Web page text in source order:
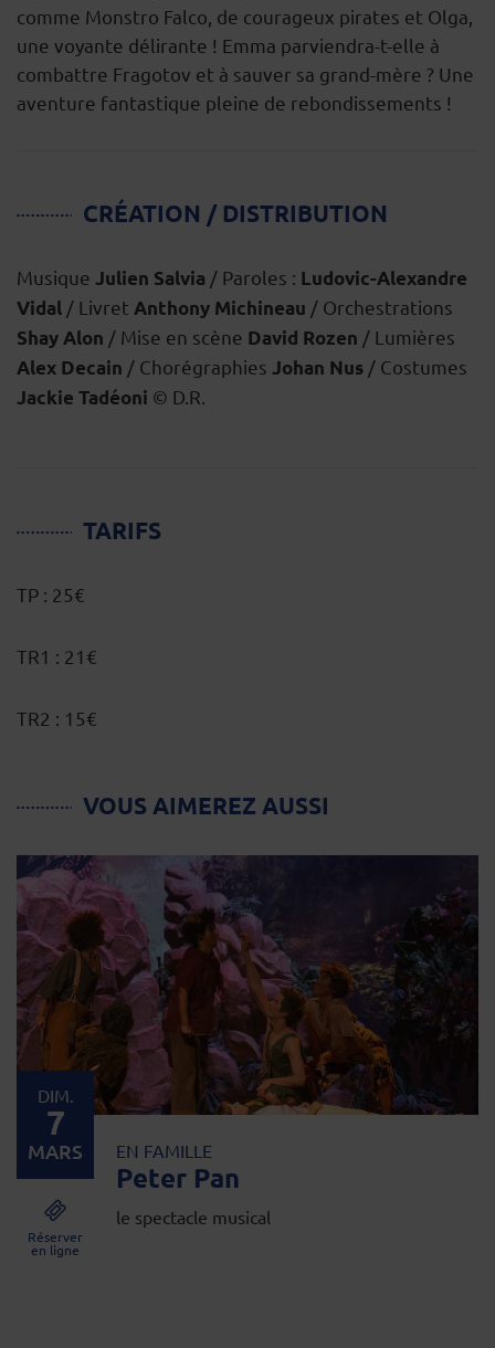
comme Monstro Falco, de courageux pirates et Olga,
une voyante délirante ! Emma parviendra-t-elle à
combattre Fragotov et à sauver sa grand-mère ? Une
aventure fantastique pleine de rebondissements !
CRÉATION / DISTRIBUTION
Musique Julien Salvia / Paroles : Ludovic-Alexandre
Vidal / Livret Anthony Michineau / Orchestrations
Shay Alon / Mise en scène David Rozen / Lumières
Alex Decain / Chorégraphies Johan Nus / Costumes
Jackie Tadéoni © D.R.
TARIFS
TP : 25€
TR1 : 21€
TR2 : 15€
VOUS AIMEREZ AUSSI
EN FAMILLE
Peter Pan
le spectacle musical
DIM.
7
MARS
Réserver
en ligne